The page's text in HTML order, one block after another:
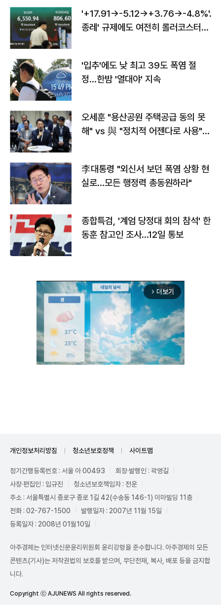
'+17.91→-5.12→+3.76→-4.8%'…'
종레' 규제에도 여전히 롤러코스터
'입추'에도 낮 최고 39도 폭염 절
정…한밤 '열대야' 지속
오세훈 "용산공원 주택공급 동의 못
해" vs 與 "정치적 어젠다로 사용"
李대통령 "외신서 보던 폭염 상황 현
실로…모든 행정력 총동원하라"
종합특검, '계엄 당정대 회의 참석' 한
동훈 참고인 조사...12일 통보
arrow_forward_ios 더보기
개인정보처리방침 청소년보호정책 사이트맵
정기간행등록번호 : 서울 아 00493
회장·발행인 : 곽영길
사장·편집인 : 임규진
청소년보호책임자 : 전운
주소 : 서울특별시 종로구 종로 1길 42(수송동 146-1) 이마빌딩 11층
전화 : 02-767-1500
발행일자 : 2007년 11월 15일
등록일자 : 2008년 01월10일
아주경제는 인터넷신문윤리위원회 윤리강령을 준수합니다. 아주경제의 모든
콘텐츠(기사)는 저작권법의 보호를 받으며, 무단전재, 복사, 배포 등을 금지합
니다.
Copyright ⓒ AJUNEWS All rights reserved.